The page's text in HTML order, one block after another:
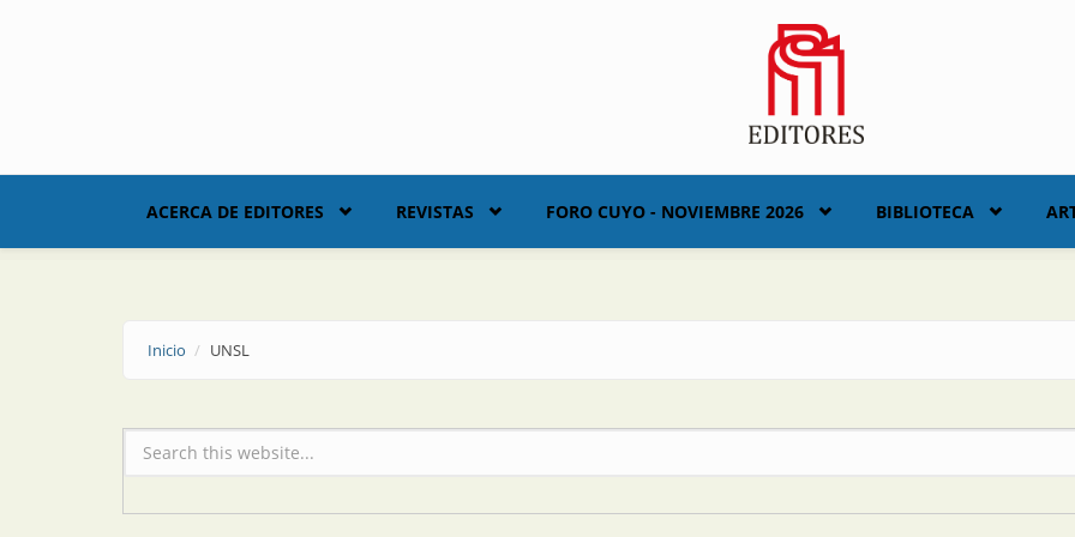
ACERCA DE EDITORES REVISTAS FORO CUYO - NOVIEMBRE 2026 BIBLIOTECA
Inicio UNSL
Formulario de búsqueda